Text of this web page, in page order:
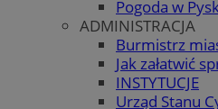
Pogoda w
ADMINISTRACJA
Burmistrz
Jak załatwić
INSTYTUCJE
Urząd Stanu